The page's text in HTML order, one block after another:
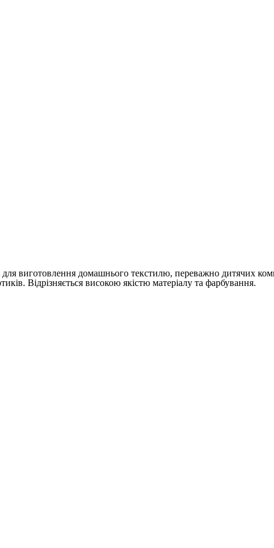
виготовлення домашнього текстилю, переважно дитячих
Відрізняється високою якістю матеріалу та фарбування.